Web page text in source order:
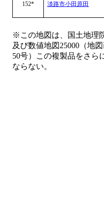
152* 淡路市小田原田
※この地図は、国土地理
及び数値地図25000（地
50号）この複製品をさら
ならない。